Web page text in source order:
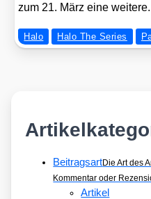
zum 21. März eine wei­te­re.
Halo Halo The Series
BeitragsartDie Art des
Kommentar oder
Artikel